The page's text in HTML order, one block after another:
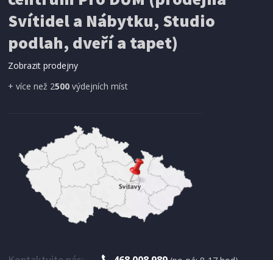
Svítidel a Nábytku, Studio
podlah, dveří a tapet)
Zobrazit prodejny
+ více než 2500 výdejních míst